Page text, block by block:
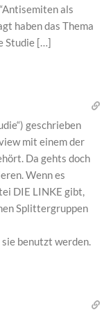
als
haben das Thema
Studie […]
geschrieben
mit einem der
Da gehts doch
Wenn es
DIE LINKE gibt,
Splittergruppen
benutzt werden.